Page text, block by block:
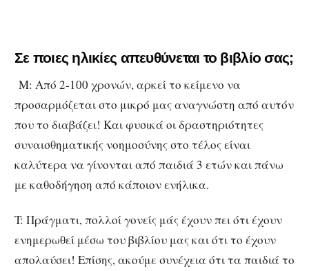
Σε ποιες ηλικίες απευθύνεται το βιβλίο σας;
Μ: Από 2-100 χρονών, αρκεί το κείμενο να
προσαρμόζεται στο μικρό μας αναγνώστη από αυτόν
που το διαβάζει! Και φυσικά οι δραστηριότητες
συναισθηματικής νοημοσύνης στο τέλος είναι
καλύτερα να γίνονται από παιδιά 3 ετών και πάνω
με καθοδήγηση από κάποιον ενήλικα.
T: Πράγματι, πολλοί γονείς μάς έχουν πει ότι έχουν
ενημερωθεί μέσω του βιβλίου μας και ότι το έχουν
απολαύσει! Επίσης, ακούμε συνέχεια ότι τα παιδιά το